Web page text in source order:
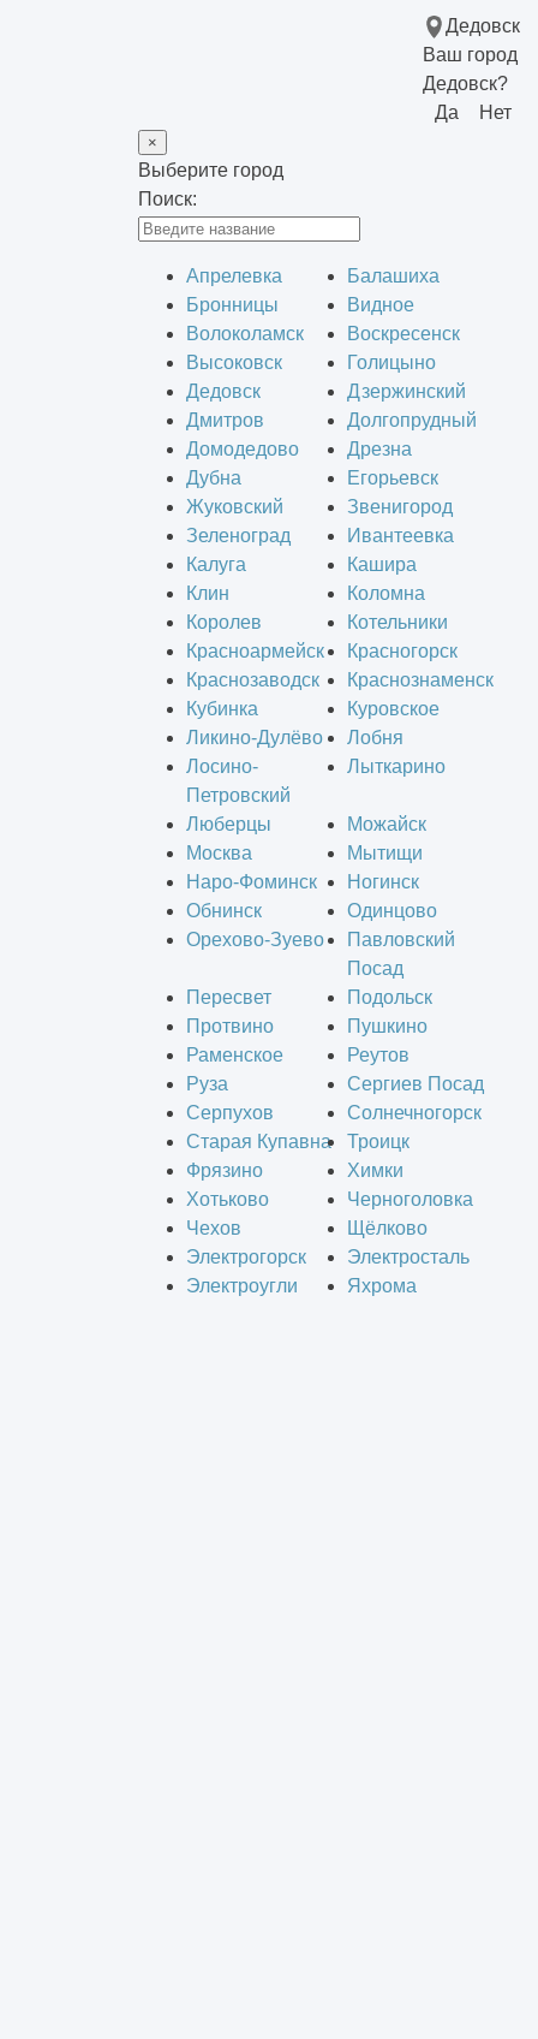
Дедовск
Ваш город
Дедовск?
Да
Нет
×
Выберите город
Поиск:
Апрелевка
Балашиха
Бронницы
Видное
Волоколамск
Воскресенск
Высоковск
Голицыно
Дедовск
Дзержинский
Дмитров
Долгопрудный
Домодедово
Дрезна
Дубна
Егорьевск
Жуковский
Звенигород
Зеленоград
Ивантеевка
Калуга
Кашира
Клин
Коломна
Королев
Котельники
Красноармейск
Красногорск
Краснозаводск
Краснознаменск
Кубинка
Куровское
Ликино-Дулёво
Лобня
Лосино-
Петровский
Лыткарино
Люберцы
Можайск
Москва
Мытищи
Наро-Фоминск
Ногинск
Обнинск
Одинцово
Орехово-Зуево
Павловский
Посад
Пересвет
Подольск
Протвино
Пушкино
Раменское
Реутов
Руза
Сергиев Посад
Серпухов
Солнечногорск
Старая Купавна
Троицк
Фрязино
Химки
Хотьково
Черноголовка
Чехов
Щёлково
Электрогорск
Электросталь
Электроугли
Яхрома